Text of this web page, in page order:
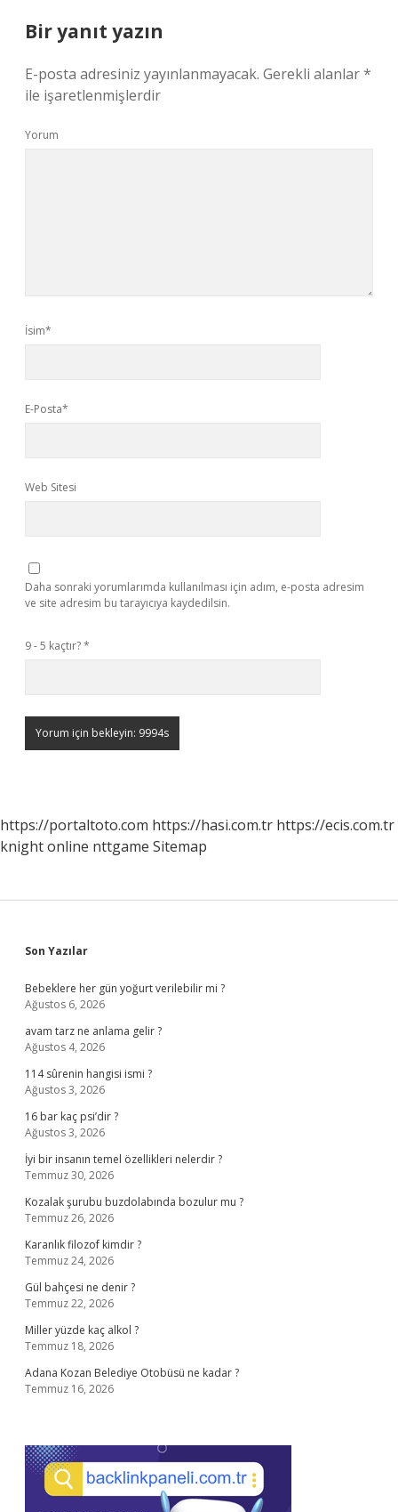
Bir yanıt yazın
E-posta adresiniz yayınlanmayacak. Gerekli alanlar*
ile işaretlenmişlerdir
Yorum
İsim*
E-Posta*
Web Sitesi
Daha sonraki yorumlarımda kullanılması için adım, e-posta adresim
ve site adresim bu tarayıcıya kaydedilsin.
9 - 5 kaçtır?*
https://portaltoto.com https://hasi.com.tr https://ecis.com.tr
knight online nttgame Sitemap
Sidebar
Son Yazılar
Bebeklere her gün yoğurt verilebilir mi ?
Ağustos 6, 2026
avam tarz ne anlama gelir ?
Ağustos 4, 2026
114 sûrenin hangisi ismi ?
Ağustos 3, 2026
16 bar kaç psi’dir ?
Ağustos 3, 2026
İyi bir insanın temel özellikleri nelerdir ?
Temmuz 30, 2026
Kozalak şurubu buzdolabında bozulur mu ?
Temmuz 26, 2026
Karanlık filozof kimdir ?
Temmuz 24, 2026
Gül bahçesi ne denir ?
Temmuz 22, 2026
Miller yüzde kaç alkol ?
Temmuz 18, 2026
Adana Kozan Belediye Otobüsü ne kadar ?
Temmuz 16, 2026